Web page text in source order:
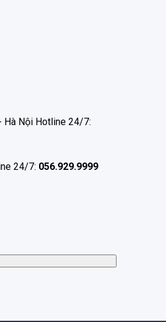
Hà Nội Hotline 24/7:
24/7: 056.929.9999